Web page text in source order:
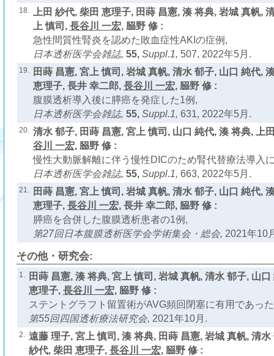
18.
上田 紗代, 柴田 恵理子, 田蒔 昌憲, 湊 将典, 岩城 真帆,
上 慎司, 長谷川 一宏, 𦚰野 修 :
急性間質性腎炎を認めた敗血症性AKIの症例,
日本透析医学会雑誌, 55, Suppl.1, 507, 2022年5月.
19.
田蒔 昌憲, 宮上 慎司, 岩城 真帆, 清水 郁子, 山口 純代,
恵理子, 長井 幸二郎, 長谷川 一宏, 𦚰野 修 :
腹膜透析導入後に膵癌を発症した1例,
日本透析医学会雑誌, 55, Suppl.1, 631, 2022年5月.
20. 清水 郁子, 田蒔 昌憲, 宮上 慎司, 山口 純代, 湊 将典, 上
谷川 一宏, 𦚰野 修 :
慢性大動脈解離に伴う慢性DICのため腎代替療法導入
日本透析医学会雑誌, 55, Suppl.1, 663, 2022年5月.
21.
田蒔 昌憲, 宮上 慎司, 岩城 真帆, 清水 郁子, 山口 純代,
恵理子, 長谷川 一宏, 長井 幸二郎, 𦚰野 修 :
膵癌を合併した腹膜透析患者の1例,
第27回日本腹膜透析医学会学術集会・総会, 2021年10
その他・研究会:
1.
田蒔 昌憲, 湊 将典, 宮上 慎司, 岩城 真帆, 清水 郁子, 山
恵理子, 長谷川 一宏, 𦚰野 修 :
ステントグラフト留置術がAVG頻回閉塞に有用であっ
第55回四国透析療法研究会, 2021年10月.
2. 遠藤 理子, 宮上 慎司, 湊 将典, 田蒔 昌憲, 岩城 真帆, 清
紗代, 柴田 恵理子, 長谷川 一宏, 𦚰野 修 :